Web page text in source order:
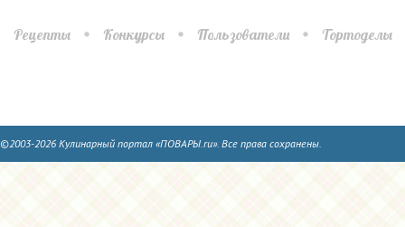
Рецепты Конкурсы Пользователи Тортоделы
©2003-2026 Кулинарный портал «ПОВАРЫ.ru». Все права сохранены.